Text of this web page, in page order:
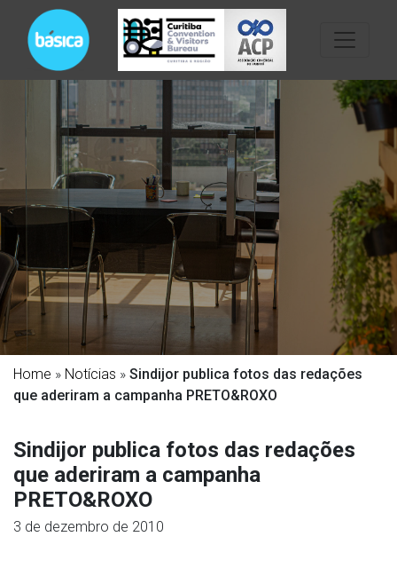
Home » Notícias » Sindijor publica fotos das redações
que aderiram a campanha PRETO&ROXO
Sindijor publica fotos das redações
que aderiram a campanha
PRETO&ROXO
3 de dezembro de 2010